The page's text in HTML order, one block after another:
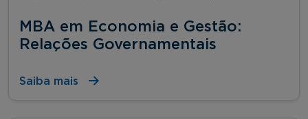
MBA em Economia e Gestão:
Relações Governamentais
Saiba mais